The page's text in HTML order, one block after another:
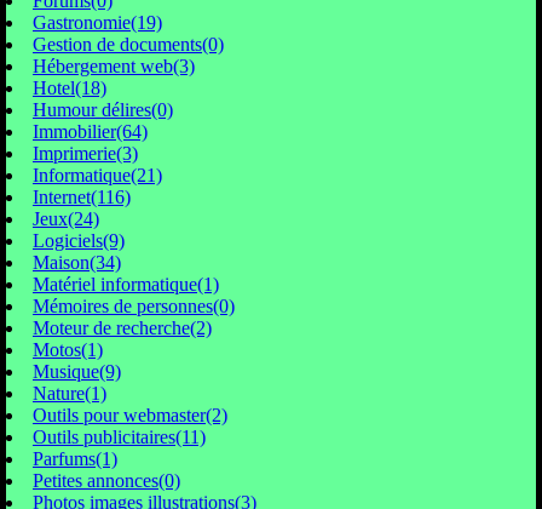
Gastronomie(19)
Gestion de documents(0)
Hébergement web(3)
Hotel(18)
Humour délires(0)
Immobilier(64)
Imprimerie(3)
Informatique(21)
Internet(116)
Jeux(24)
Logiciels(9)
Maison(34)
Matériel informatique(1)
Mémoires de personnes(0)
Moteur de recherche(2)
Motos(1)
Musique(9)
Nature(1)
Outils pour webmaster(2)
Outils publicitaires(11)
Parfums(1)
Petites annonces(0)
Photos images illustrations(3)